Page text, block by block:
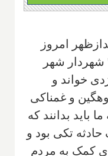
امروز
شهر
خواند و
و غمناکی
باید بدانند که
حادثه تکی بود و
کمک به مردم